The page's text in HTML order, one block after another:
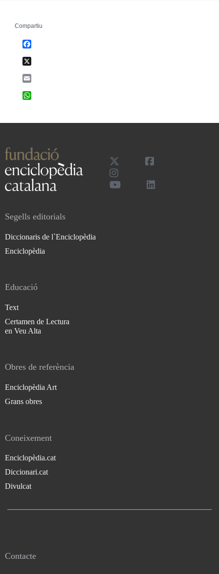
Compartiu
Segells editorials
Diccionaris de l`Enciclopèdia
Enciclopèdia
Educació
Text
Certamen de Lectura
en Veu Alta
Obres de referència
Enciclopèdia Art
Grans obres
Coneixement
Enciclopèdia.cat
Diccionari.cat
Divulcat
Contacte